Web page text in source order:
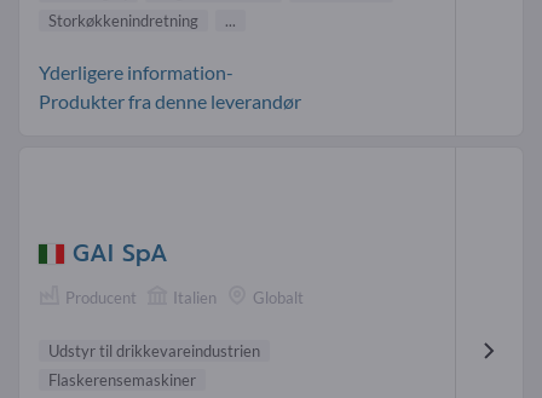
Storkøkkenindretning
...
Yderligere information-
Produkter fra denne leverandør
GAI SpA
Producent Italien Globalt
Udstyr til drikkevareindustrien
Flaskerensemaskiner